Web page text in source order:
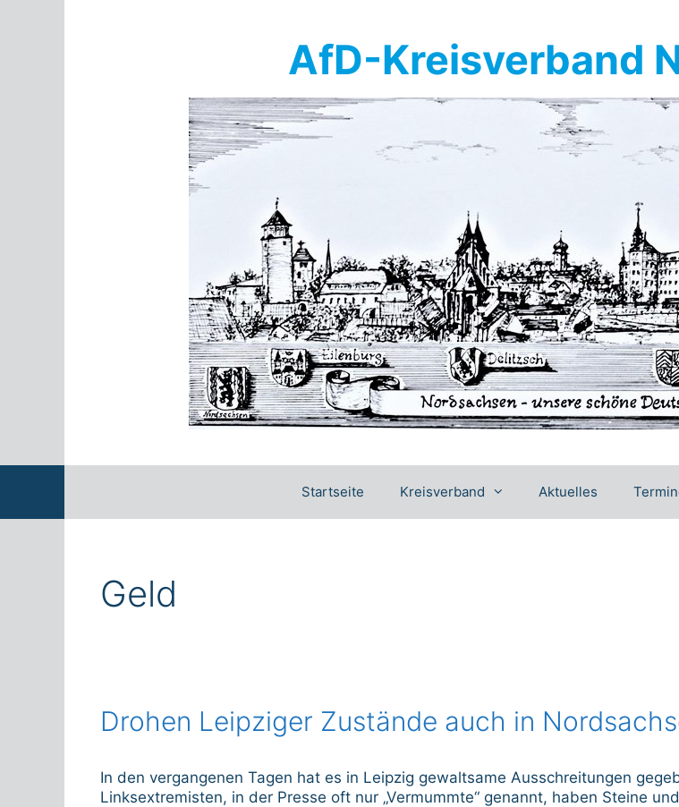
AfD-Kreisverband
Startseite Kreisverband Aktuelles
Geld
Drohen Leipziger Zustände auch in
In den vergangenen Tagen hat es in Leipzig gewaltsame Ausschreitungen
Linksextremisten, in der Presse oft nur „Vermummte“ genannt, haben Steine